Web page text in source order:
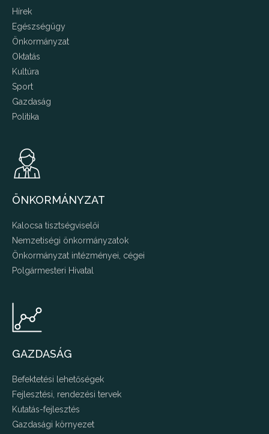
Hírek
Egészségügy
Önkormányzat
Oktatás
Kultúra
Sport
Gazdaság
Politika
ÖNKORMÁNYZAT
Kalocsa tisztségviselői
Nemzetiségi önkormányzatok
Önkormányzat intézményei, cégei
Polgármesteri Hivatal
GAZDASÁG
Befektetési lehetőségek
Fejlesztési, rendezési tervek
Kutatás-fejlesztés
Gazdasági környezet